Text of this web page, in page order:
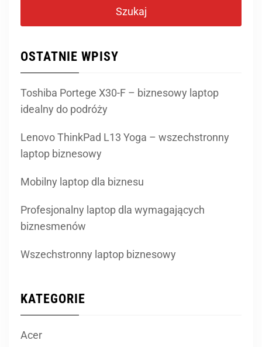
OSTATNIE WPISY
Toshiba Portege X30-F – biznesowy laptop
idealny do podróży
Lenovo ThinkPad L13 Yoga – wszechstronny
laptop biznesowy
Mobilny laptop dla biznesu
Profesjonalny laptop dla wymagających
biznesmenów
Wszechstronny laptop biznesowy
KATEGORIE
Acer